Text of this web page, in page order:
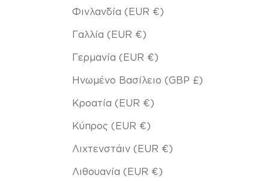
Φινλανδία (EUR €)
Γαλλία (EUR €)
Γερμανία (EUR €)
Ηνωμένο Βασίλειο (GBP £)
Κροατία (EUR €)
Κύπρος (EUR €)
Λιχτενστάιν (EUR €)
Λιθουανία (EUR €)